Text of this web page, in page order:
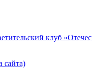
клуб
сайта)